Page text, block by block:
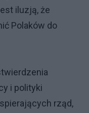
iluzją, że
Polaków do
i polityki
rząd,